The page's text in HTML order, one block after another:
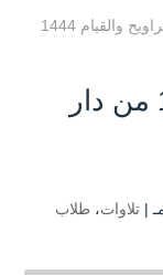
صلاة التراويح والقيام 1444
صلاة التراويح والقيام 1444 من دار
تلاوات، طلاب